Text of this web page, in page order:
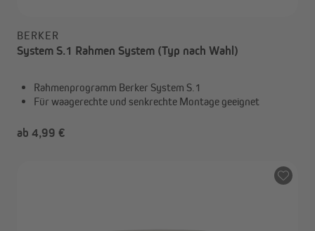
BERKER
System S.1 Rahmen System (Typ nach Wahl)
Rahmenprogramm Berker System S.1
Für waagerechte und senkrechte Montage geeignet
ab 4,99 €